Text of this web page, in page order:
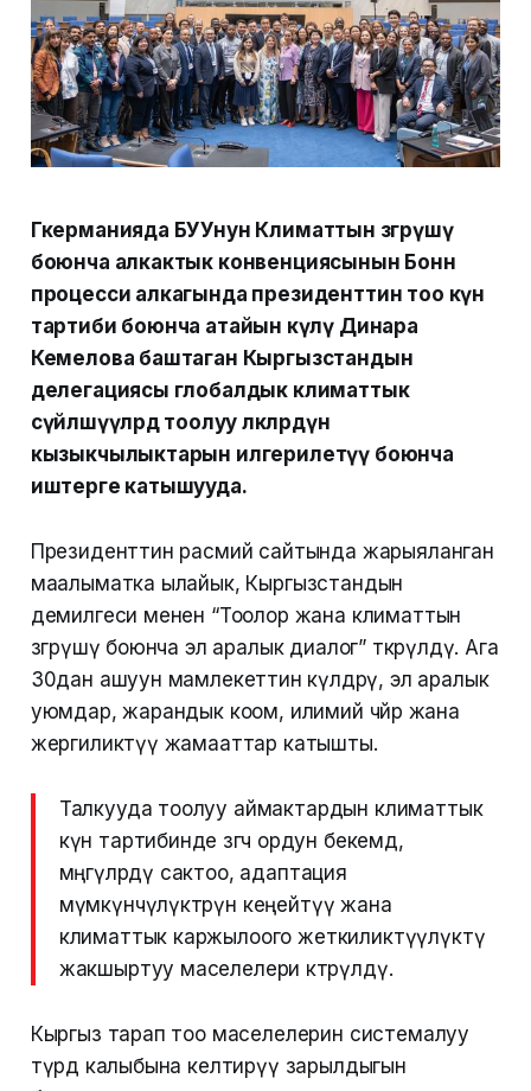
Гкерманияда БУУнун Климаттын өзгөрүшү
боюнча алкактык конвенциясынын Бонн
процесси алкагында президенттин тоо күн
тартиби боюнча атайын өкүлү Динара
Кемелова баштаган Кыргызстандын
делегациясы глобалдык климаттык
сүйлөшүүлөрдө тоолуу өлкөлөрдүн
кызыкчылыктарын илгерилетүү боюнча
иштерге катышууда.
Президенттин расмий сайтында жарыяланган
маалыматка ылайык, Кыргызстандын
демилгеси менен “Тоолор жана климаттын
өзгөрүшү боюнча эл аралык диалог” өткөрүлдү. Ага
30дан ашуун мамлекеттин өкүлдөрү, эл аралык
уюмдар, жарандык коом, илимий чөйрө жана
жергиликтүү жамааттар катышты.
Талкууда тоолуу аймактардын климаттык
күн тартибинде өзгөчө ордун бекемдөө,
мөңгүлөрдү сактоо, адаптация
мүмкүнчүлүктөрүн кеңейтүү жана
климаттык каржылоого жеткиликтүүлүктү
жакшыртуу маселелери көтөрүлдү.
Кыргыз тарап тоо маселелерин системалуу
түрдө калыбына келтирүү зарылдыгын